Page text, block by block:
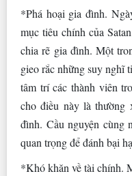
*Phá hoại gia đình.
mục tiêu chính của
chia rẽ gia đình. Một
gieo rắc những suy nghĩ
tâm trí các thành viên
cho điều này là thường
đình. Cầu nguyện cùng
quan trọng để đánh bại
*Khó khăn về tài chính.